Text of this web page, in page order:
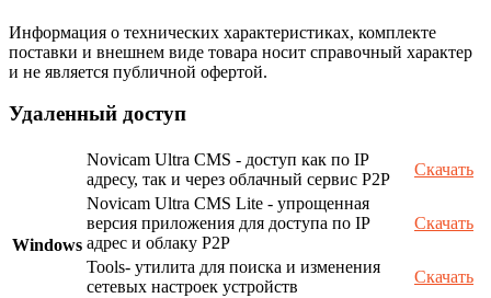
Информация о технических характеристиках, комплекте
поставки и внешнем виде товара носит справочный характер
и не является публичной офертой.
Удаленный доступ
Windows
Novicam Ultra CMS - доступ как по IP
адресу, так и через облачный сервис P2P
Скачать
Novicam Ultra CMS Lite - упрощенная
версия приложения для доступа по IP
адрес и облаку P2P
Скачать
Tools- утилита для поиска и изменения
сетевых настроек устройств
Скачать